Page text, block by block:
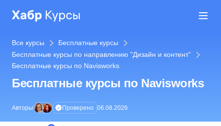
Все курсы
Бесплатные курсы
Бесплатные курсы по направлению "Дизайн и контент"
Бесплатные курсы по Navisworks
Бесплатные курсы по Navisworks
Авторы Проверено 06.08.2026